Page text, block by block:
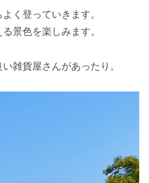
く登っていきます。
景色を楽しみます。
雑貨屋さんがあったり。